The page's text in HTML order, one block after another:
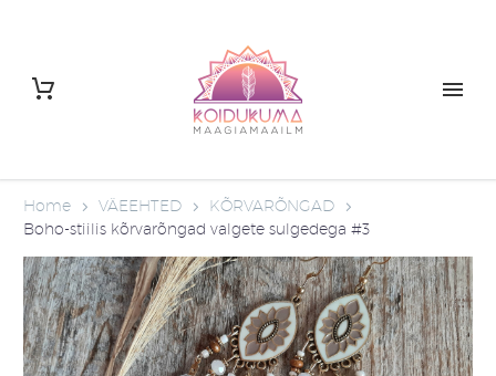
Home VÄEEHTED
KÕRVARÕNGAD
Boho-stiilis kõrvarõngad valgete sulgedega #3